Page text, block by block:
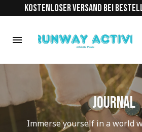
KOSTENLOSER VERSAND BEI
Journal
Immerse yourself in a world